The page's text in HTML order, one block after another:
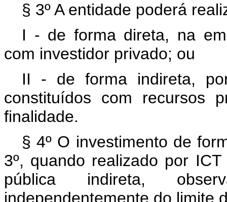
§ 3º A entidade poderá
I - de forma direta, na
com investidor privado; ou
II - de forma indireta,
constituídos com recursos
finalidade.
§ 4º O investimento de
3º, quando realizado por
pública indireta,
independentemente do limite